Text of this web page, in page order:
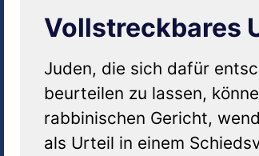
Vollstreckbares
Juden, die sich dafür
beurteilen zu lassen,
rabbinischen Gericht,
als Urteil in einem